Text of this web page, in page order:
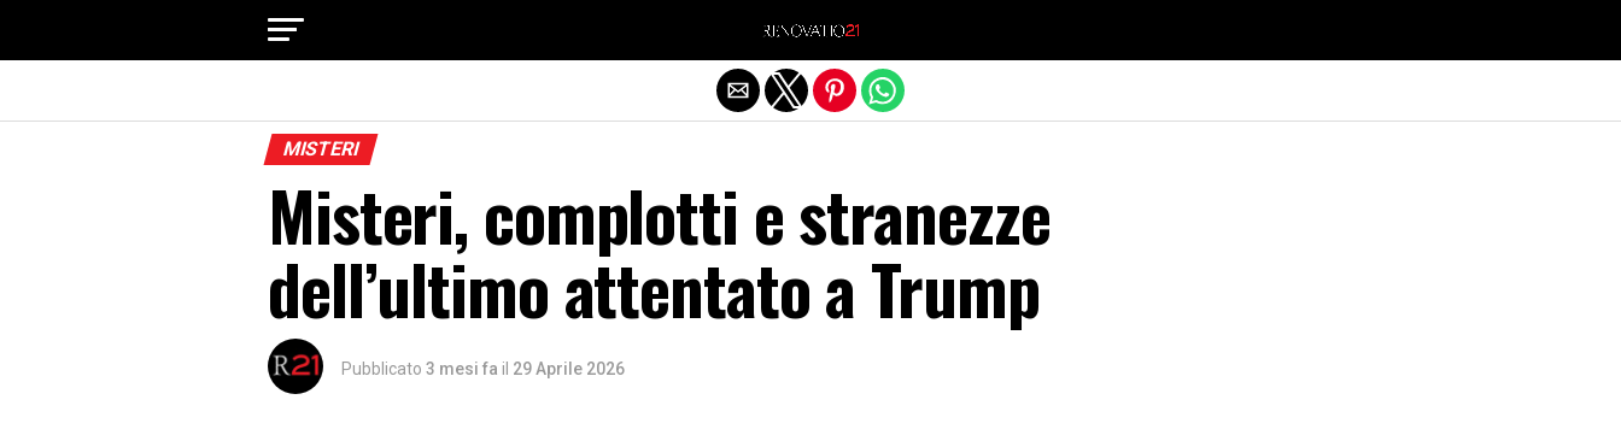
MISTERI
Misteri, complotti e stranezze
dell’ultimo attentato a Trump
Pubblicato 3 mesi fa il 29 Aprile 2026
Exit mobile version